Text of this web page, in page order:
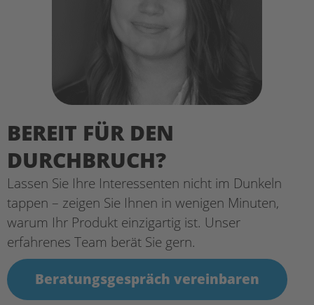
BEREIT FÜR DEN
DURCHBRUCH?
Lassen Sie Ihre Interessenten nicht im Dunkeln
tappen – zeigen Sie Ihnen in wenigen Minuten,
warum Ihr Produkt einzigartig ist. Unser
erfahrenes Team berät Sie gern.
Beratungsgespräch vereinbaren